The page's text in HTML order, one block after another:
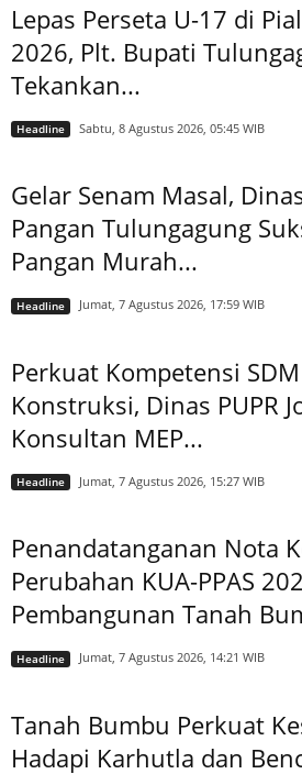
Lepas Perseta U-17 di
2026, Plt. Bupati
Tekankan...
Headline Sabtu, 8 Agustus 2026, 05:45 WIB
Gelar Senam Masal,
Pangan Tulungagung
Pangan Murah...
Headline Jumat, 7 Agustus 2026, 17:59 WIB
Perkuat Kompetensi SDM
Konstruksi, Dinas PUPR
Konsultan MEP...
Headline Jumat, 7 Agustus 2026, 15:27 WIB
Penandatanganan Nota
Perubahan KUA-PPAS
Pembangunan Tanah
Headline Jumat, 7 Agustus 2026, 14:21 WIB
Tanah Bumbu Perkuat
Hadapi Karhutla dan